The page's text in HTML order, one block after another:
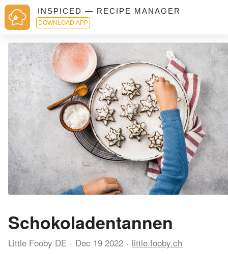
INSPICED — RECIPE MANAGER
DOWNLOAD APP
Schokoladentannen
Little Fooby DE Dec 19 2022 little.fooby.ch